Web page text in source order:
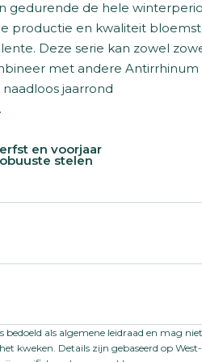
gedurende de hele
productie en kwaliteit
Deze serie kan zowel
met andere Antirrhinum
jaarrond
en voorjaar
stelen
Avignon II
123542
Gepilleerd zaadZaad
80- 100 cm
bedoeld als algemene leidraad en mag
kweken. Details zijn gebaseerd op